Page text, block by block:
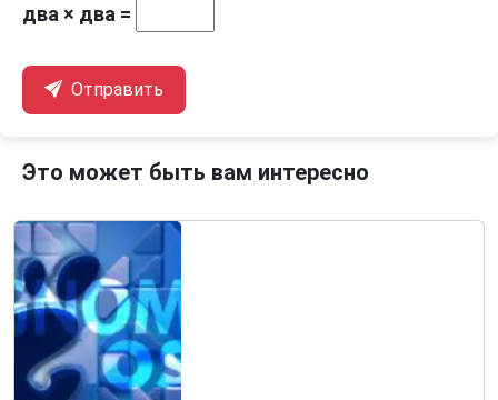
два × два =
Отправить
Это может быть вам интересно